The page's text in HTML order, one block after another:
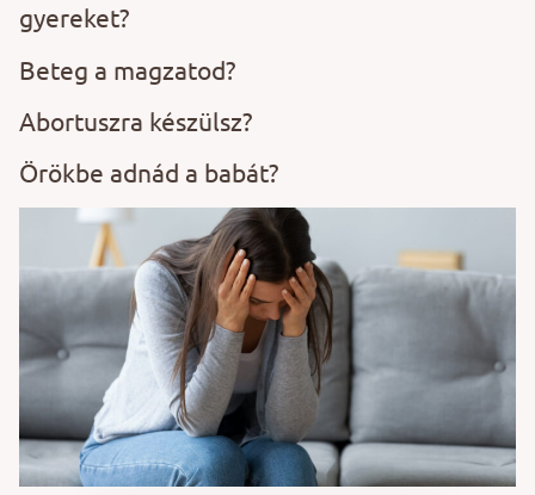
gyereket?
Beteg a magzatod?
Abortuszra készülsz?
Örökbe adnád a babát?